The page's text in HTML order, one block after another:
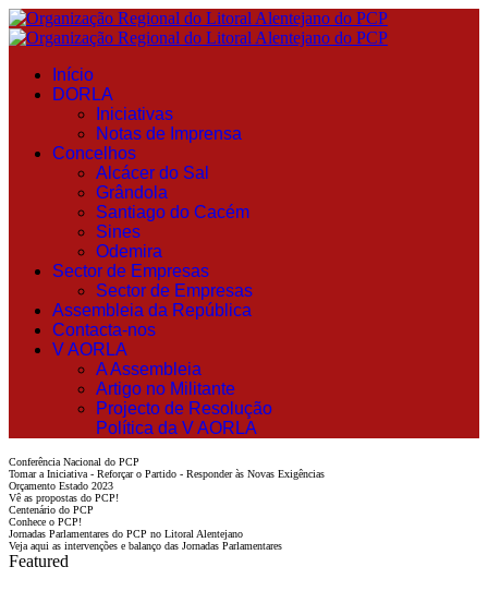
Início
DORLA
Iniciativas
Notas de Imprensa
Concelhos
Alcácer do Sal
Grândola
Santiago do Cacém
Sines
Odemira
Sector de Empresas
Sector de Empresas
Assembleia da República
Contacta-nos
V AORLA
A Assembleia
Artigo no Militante
Projecto de Resolução
Política da V AORLA
Conferência Nacional do PCP
Tomar a Iniciativa - Reforçar o Partido - Responder às Novas Exigências
Orçamento Estado 2023
Vê as propostas do PCP!
Centenário do PCP
Conhece o PCP!
Jornadas Parlamentares do PCP no Litoral Alentejano
Veja aqui as intervenções e balanço das Jornadas Parlamentares
Featured